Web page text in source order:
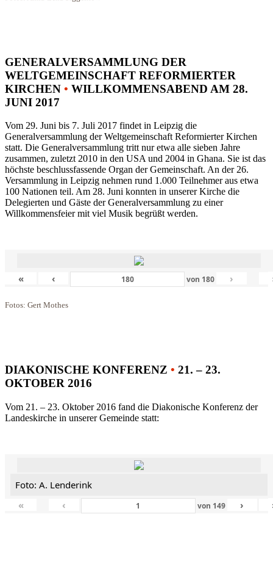
GENERALVERSAMMLUNG DER
WELTGEMEINSCHAFT REFORMIERTER
KIRCHEN • WILLKOMMENSABEND AM 28.
JUNI 2017
Vom 29. Juni bis 7. Juli 2017 findet in Leipzig die
Generalversammlung der Weltgemeinschaft Reformierter Kirchen
statt. Die Generalversammlung tritt nur etwa alle sieben Jahre
zusammen, zuletzt 2010 in den USA und 2004 in Ghana. Sie ist das
höchste beschlussfassende Organ der Gemeinschaft. An der 26.
Versammlung in Leipzig nehmen rund 1.000 Teilnehmer aus etwa
100 Nationen teil. Am 28. Juni konnten in unserer Kirche die
Delegierten und Gäste der Generalversammlung zu einer
Willkommensfeier mit viel Musik begrüßt werden.
« ‹ von 180 ›
Fotos: Gert Mothes
DIAKONISCHE KONFERENZ • 21. – 23.
OKTOBER 2016
Vom 21. – 23. Oktober 2016 fand die Diakonische Konferenz der
Landeskirche in unserer Gemeinde statt:
Foto: A. Lenderink
«
‹ von 149 ›